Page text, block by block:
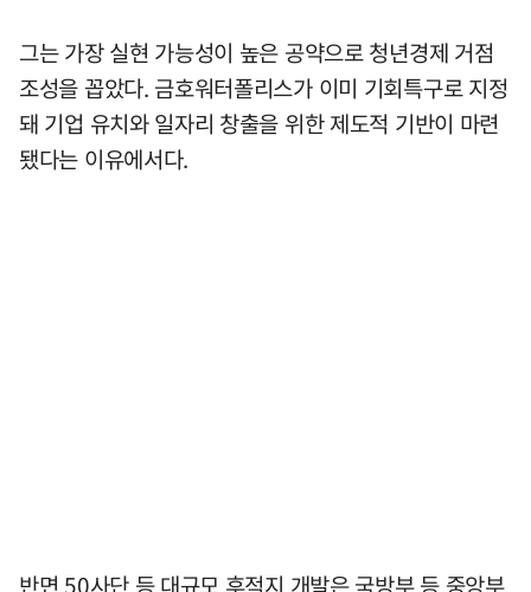
그는 가장 실현 가능성이 높은 공약으로 청년경제 거점
조성을 꼽았다. 금호워터폴리스가 이미 기회특구로 지정
돼 기업 유치와 일자리 창출을 위한 제도적 기반이 마련
됐다는 이유에서다.
반면 50사단 등 대규모 후적지 개발은 국방부 등 중앙부